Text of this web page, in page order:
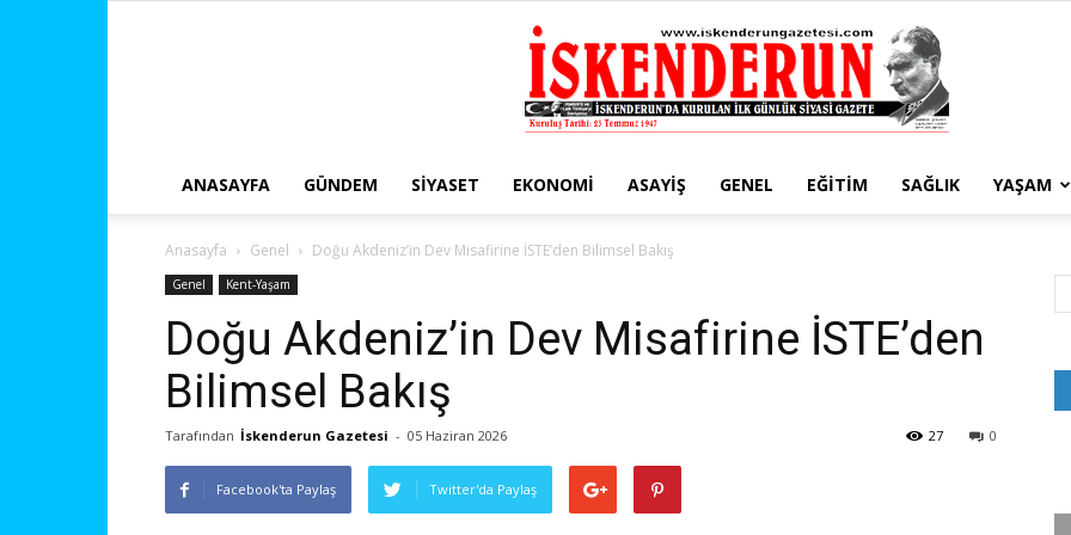
ANASAYFA GÜNDEM SIYASET EKONOMI ASAYIŞ GENEL EĞITIM SAĞLIK YAŞAM
Anasayfa Genel Doğu Akdeniz’in Dev Misafirine İSTE’den Bilimsel Bakış
Genel Kent-Yaşam
Doğu Akdeniz’in Dev Misafirine İSTE’den
Bilimsel Bakış
Tarafından İskenderun Gazetesi - 05 Haziran 2026 0
27
Facebook'ta Paylaş Twitter'da Paylaş